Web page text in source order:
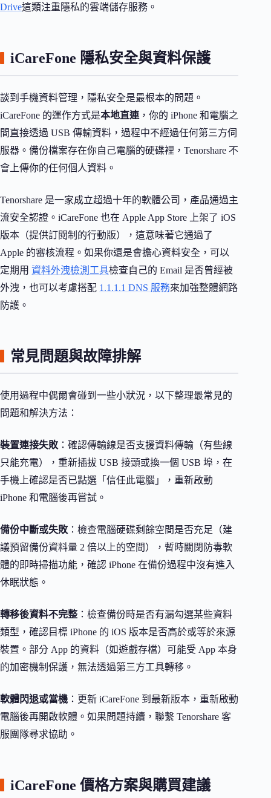
Drive這類注重隱私的雲端儲存服務。
iCareFone 隱私安全與資料保護
談到手機資料管理，隱私安全是最根本的問題。
iCareFone 的運作方式是本地直連 ，你的 iPhone 和電腦之
間直接透過 USB 傳輸資料，過程中不經過任何第三方伺
服器。備份檔案存在你自己電腦的硬碟裡，Tenorshare 不
會上傳你的任何個人資料。
Tenorshare 是一家成立超過十年的軟體公司，產品通過主
流安全認證。iCareFone 也在 Apple App Store 上架了 iOS
版本（提供訂閱制的行動版），這意味著它通過了
Apple 的審核流程。如果你還是會擔心資料安全，可以
定期用 資料外洩檢測工具檢查自己的 Email 是否曾經被
外洩，也可以考慮搭配 1.1.1.1 DNS 服務來加強整體網路
防護。
常見問題與故障排解
使用過程中偶爾會碰到一些小狀況，以下整理最常見的
問題和解決方法：
裝置連接失敗 ：確認傳輸線是否支援資料傳輸（有些線
只能充電），重新插拔 USB 接頭或換一個 USB 埠，在
手機上確認是否已點選「信任此電腦」，重新啟動
iPhone 和電腦後再嘗試。
備份中斷或失敗 ：檢查電腦硬碟剩餘空間是否充足（建
議預留備份資料量 2 倍以上的空間），暫時關閉防毒軟
體的即時掃描功能，確認 iPhone 在備份過程中沒有進入
休眠狀態。
轉移後資料不完整 ：檢查備份時是否有漏勾選某些資料
類型，確認目標 iPhone 的 iOS 版本是否高於或等於來源
裝置。部分 App 的資料（如遊戲存檔）可能受 App 本身
的加密機制保護，無法透過第三方工具轉移。
軟體閃退或當機 ：更新 iCareFone 到最新版本，重新啟動
電腦後再開啟軟體。如果問題持續，聯繫 Tenorshare 客
服團隊尋求協助。
iCareFone 價格方案與購買建議